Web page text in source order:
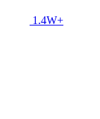
1.4W+